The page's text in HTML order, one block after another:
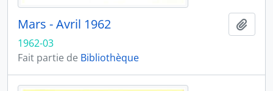
Mars - Avril 1962
1962-03
Fait partie de Bibliothèque